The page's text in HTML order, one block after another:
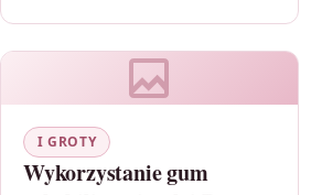
I GROTY
Wykorzystanie gum